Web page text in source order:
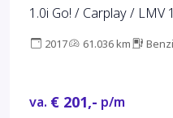
1.0i Go! / Carplay / LMV
2017 61.036 km
va. € 201,- p/m